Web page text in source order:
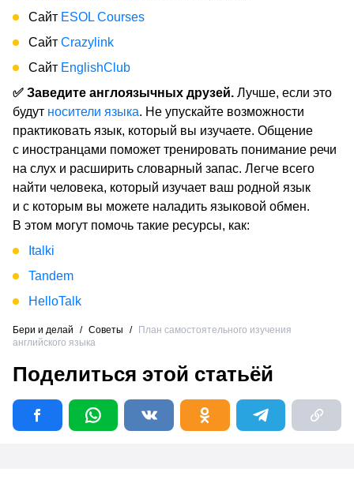
Сайт ESOL Courses
Сайт Сrazylink
Сайт EnglishClub
✅ Заведите англоязычных друзей. Лучше, если это
будут носители языка. Не упускайте возможности
практиковать язык, который вы изучаете. Общение
с иностранцами поможет тренировать понимание речи
на слух и расширить словарный запас. Легче всего
найти человека, который изучает ваш родной язык
и с которым вы можете наладить языковой обмен.
В этом могут помочь такие ресурсы, как:
Italki
Tandem
HelloTalk
Бери и делай / Советы /
План самостоятельного изучения
английского языка
Поделиться этой статьёй